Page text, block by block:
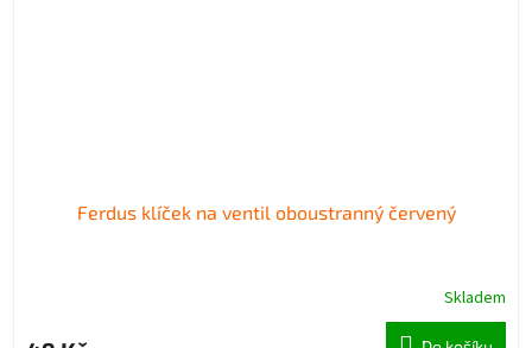
Ferdus klíček na ventil oboustranný červený
Skladem